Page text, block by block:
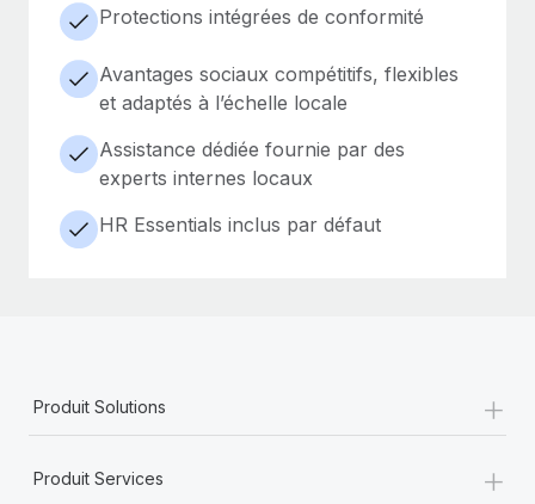
Protections intégrées de conformité
Avantages sociaux compétitifs, flexibles
et adaptés à l’échelle locale
Assistance dédiée fournie par des
experts internes locaux
HR Essentials inclus par défaut
Produit Solutions +
Produit Services +